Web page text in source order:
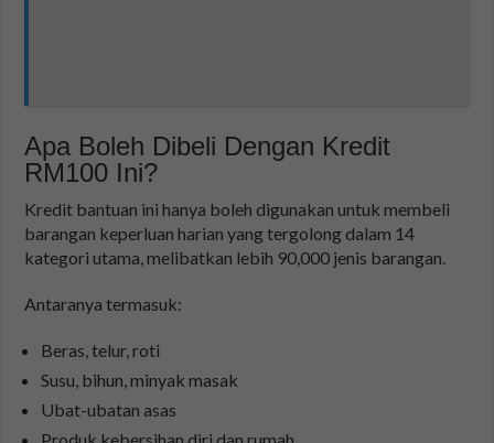
Apa Boleh Dibeli Dengan Kredit
RM100 Ini?
Kredit bantuan ini hanya boleh digunakan untuk membeli
barangan keperluan harian yang tergolong dalam 14
kategori utama, melibatkan lebih 90,000 jenis barangan.
Antaranya termasuk:
Beras, telur, roti
Susu, bihun, minyak masak
Ubat-ubatan asas